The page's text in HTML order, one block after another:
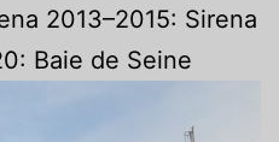
2013–2015: Sirena
Baie de Seine